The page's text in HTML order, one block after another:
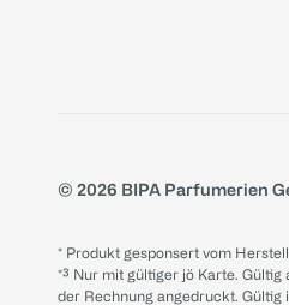
© 2026 BIPA Parfumerien
* Produkt gesponsert vom
*³ Nur mit gültiger jö Karte.
der Rechnung angedruckt. Gültig